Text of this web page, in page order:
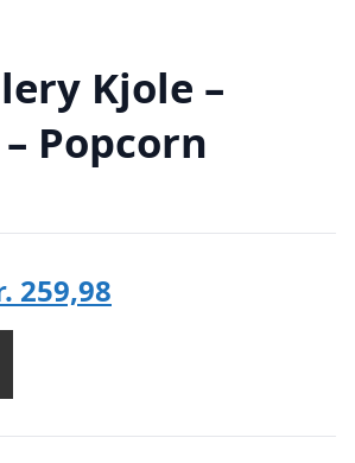
Kjole –
Popcorn
649,95.
259,98
kr. 259,98.